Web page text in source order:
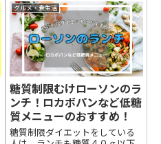
グルメ・食生活
糖質制限むけローソンのラ
ンチ！ロカボパンなど低糖
質メニューのおすすめ！
糖質制限ダイエットをしている